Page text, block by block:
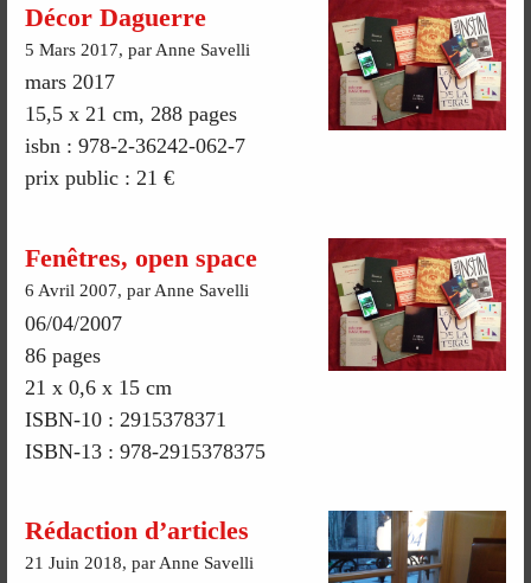
Décor Daguerre
5 Mars 2017, par Anne Savelli
mars 2017
15,5 x 21 cm, 288 pages
isbn : 978-2-36242-062-7
prix public : 21 €
Fenêtres, open space
6 Avril 2007, par Anne Savelli
06/04/2007
86 pages
21 x 0,6 x 15 cm
ISBN-10 : 2915378371
ISBN-13 : 978-2915378375
Rédaction d’articles
21 Juin 2018, par Anne Savelli